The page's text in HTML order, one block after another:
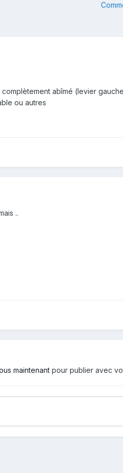
abîmé (levier
ou autres
..
maintenant pour publier avec